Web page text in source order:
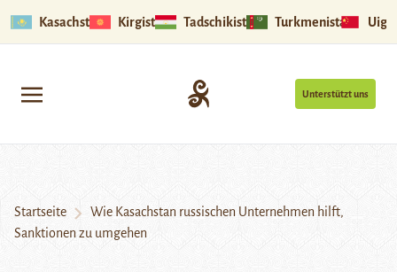
Kasachstan Kirgistan Tadschikistan Turkmenistan
Unterstützt uns
Startseite
Wie Kasachstan russischen Unternehmen hilft,
Sanktionen zu umgehen